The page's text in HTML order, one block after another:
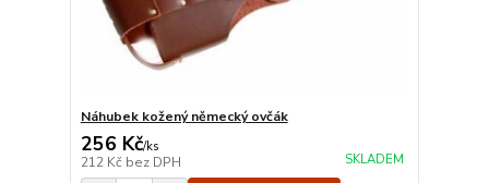
Náhubek kožený německý ovčák
256 Kč/ks
212 Kč bez DPH SKLADEM